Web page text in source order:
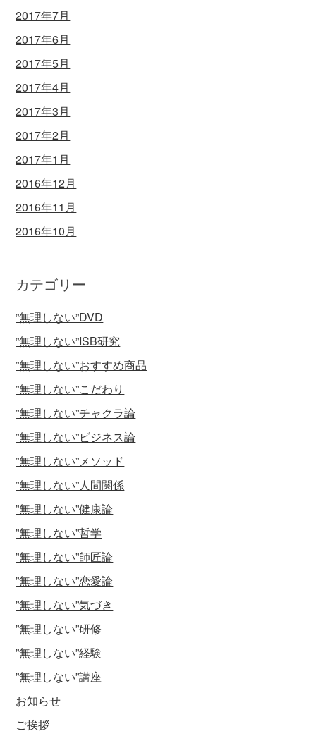
2017年7月
2017年6月
2017年5月
2017年4月
2017年3月
2017年2月
2017年1月
2016年12月
2016年11月
2016年10月
カテゴリー
”無理しない”DVD
”無理しない”ISB研究
”無理しない”おすすめ商品
”無理しない”こだわり
”無理しない”チャクラ論
”無理しない”ビジネス論
”無理しない”メソッド
”無理しない”人間関係
”無理しない”健康論
”無理しない”哲学
”無理しない”師匠論
”無理しない”恋愛論
”無理しない”気づき
”無理しない”研修
”無理しない”経験
”無理しない”講座
お知らせ
ご挨拶